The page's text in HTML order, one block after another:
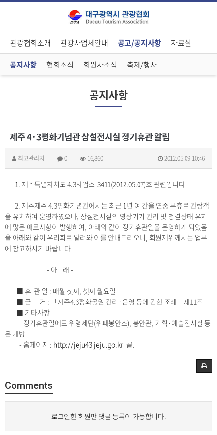
관광협회소개 관광사업체안내 공고/공지사항 자료실
공지사항 협회소식 회원사소식 축제/행사
공지사항
제주 4·3평화기념관 상설전시실 정기휴관 알림
최고관리자 0 16,860 2012.05.09 10:46
1. 제주특별자치도 4.3사업소-3411(2012.05.07)호 관련입니다.
2. 제주제주 4.3평화기념관에서는 최근 1년 여 간을 연중 무휴로 관람객
을 유치하여 운영하였으나, 상설전시실의 영상기기 관리 및 청결상태 유지
에 많은 애로사항이 발행하여, 아래와 같이 정기휴관일을 운영하게 되었음
을 아래와 같이 우리회로 알려와 이를 안내드리오니, 회원제위께서는 업무
에 참고하시기 바랍니다.
- 아 래 -
■ 휴 관 일 : 매월 첫째, 셋째 월요일
■ 근 거 : 「제주4.3평화공원 관리·운영 등에 관한 조례」제11조
■ 기타사항
- 정기휴관일에도 위령제단(위패봉안소), 봉안관, 기획·예술전시실 등
은 개방
- 홈페이지 : http://jeju43.jeju.go.kr. 끝.
Comments
로그인한 회원만 댓글 등록이 가능합니다.